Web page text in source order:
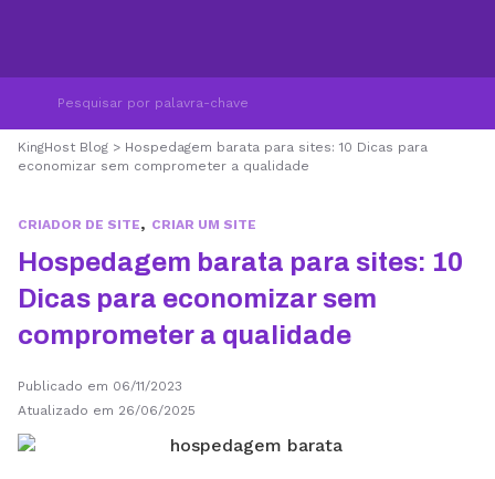
KingHost Blog > Hospedagem barata para sites: 10 Dicas para
economizar sem comprometer a qualidade
CRIADOR DE SITE, CRIAR UM SITE
Hospedagem barata para sites: 10
Dicas para economizar sem
comprometer a qualidade
Publicado em 06/11/2023
Atualizado em 26/06/2025